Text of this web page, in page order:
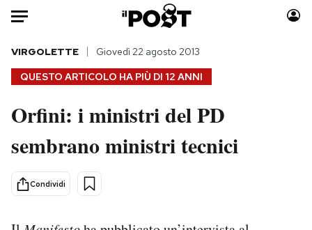
Auto
HOME
Italia
Politica
Tecnologia
Internet
Moda
Consumismi
QUESTO ARTICOLO HA PIÙ DI 12 ANNI
VIRGOLETTE Giovedì 22 agosto 2013
Orfini: i ministri del PD
sembrano ministri tecnici
Condividi